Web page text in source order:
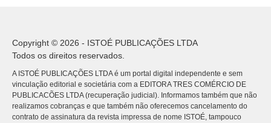
Copyright © 2026 - ISTOÉ PUBLICAÇÕES LTDA
Todos os direitos reservados.
A ISTOÉ PUBLICAÇÕES LTDA é um portal digital independente e sem
vinculação editorial e societária com a EDITORA TRES COMÉRCIO DE
PUBLICACÕES LTDA (recuperação judicial). Informamos também que não
realizamos cobranças e que também não oferecemos cancelamento do
contrato de assinatura da revista impressa de nome ISTOÉ, tampouco